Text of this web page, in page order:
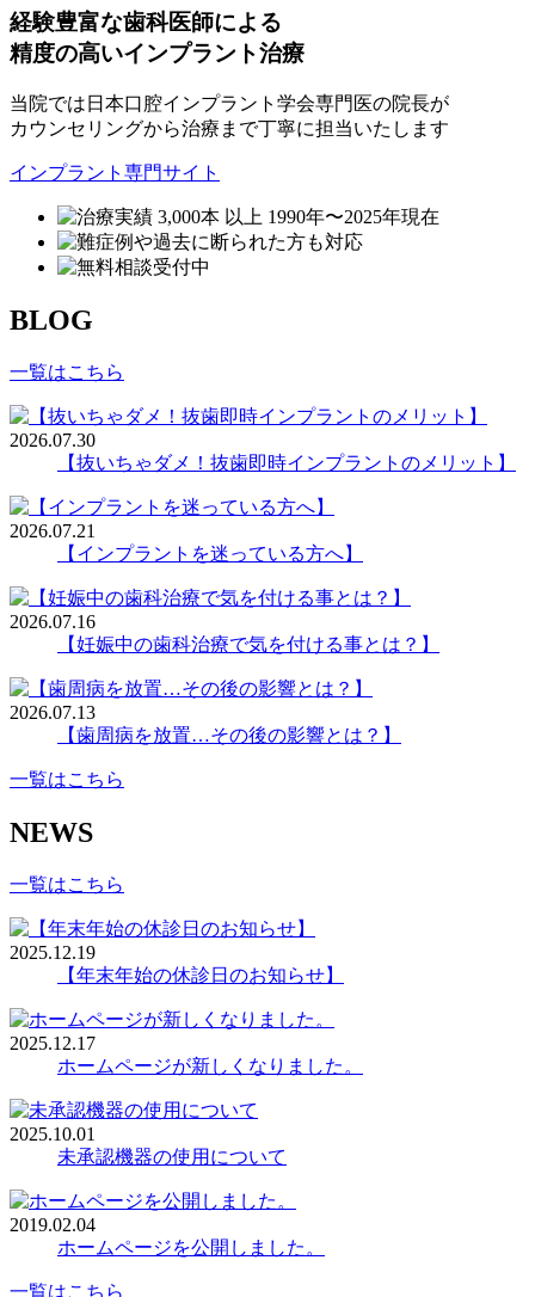
経験豊富な歯科医師による
精度の高いインプラント治療
当院では日本口腔インプラント学会専門医の院長が
カウンセリングから治療まで丁寧に担当いたします
インプラント専門サイト
BLOG
一覧はこちら
2026.07.30
【抜いちゃダメ！抜歯即時インプラントのメリット】
2026.07.21
【インプラントを迷っている方へ】
2026.07.16
【妊娠中の歯科治療で気を付ける事とは？】
2026.07.13
【歯周病を放置…その後の影響とは？】
一覧はこちら
NEWS
一覧はこちら
2025.12.19
【年末年始の休診日のお知らせ】
2025.12.17
ホームページが新しくなりました。
2025.10.01
未承認機器の使用について
2019.02.04
ホームページを公開しました。
一覧はこちら